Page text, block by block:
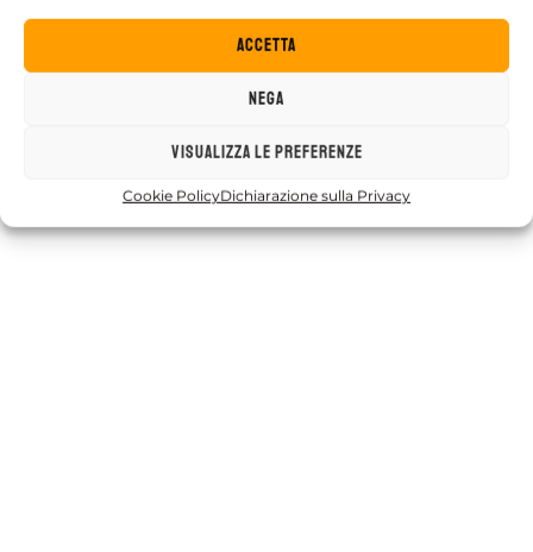
Accetta
Nega
Visualizza le preferenze
Cookie PolicyDichiarazione sulla Privacy